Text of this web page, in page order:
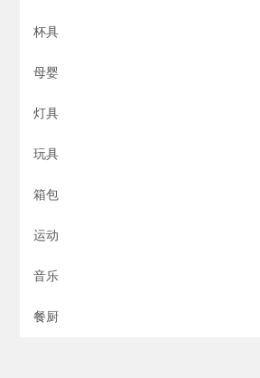
杯具
母婴
灯具
玩具
箱包
运动
音乐
餐厨